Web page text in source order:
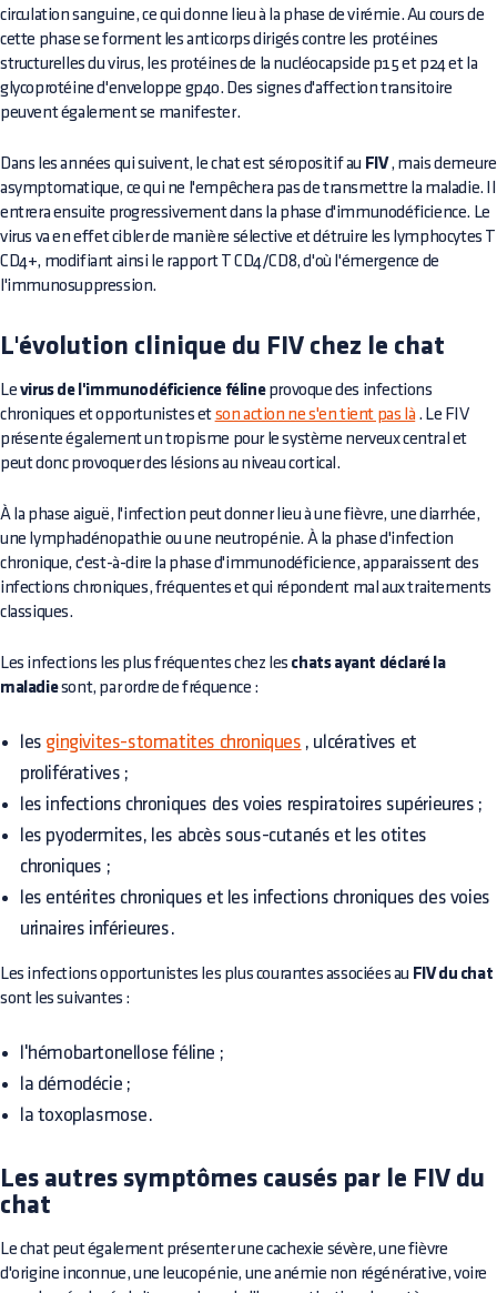
circulation sanguine, ce qui donne lieu à la phase de virémie. Au cours de
cette phase se forment les anticorps dirigés contre les protéines
structurelles du virus, les protéines de la nucléocapside p15 et p24 et la
glycoprotéine d'enveloppe gp40. Des signes d'affection transitoire
peuvent également se manifester.
Dans les années qui suivent, le chat est séropositif au FIV, mais demeure
asymptomatique, ce qui ne l'empêchera pas de transmettre la maladie. Il
entrera ensuite progressivement dans la phase d'immunodéficience. Le
virus va en effet cibler de manière sélective et détruire les lymphocytes T
CD4+, modifiant ainsi le rapport T CD4/CD8, d'où l'émergence de
l'immunosuppression.
L'évolution clinique du FIV chez le chat
Le virus de l'immunodéficience félineprovoque des infections
chroniques et opportunistes et son action ne s'en tient pas là . Le FIV
présente également un tropisme pour le système nerveux central et
peut donc provoquer des lésions au niveau cortical.
À la phase aiguë, l'infection peut donner lieu à une fièvre, une diarrhée,
une lymphadénopathie ou une neutropénie. À la phase d'infection
chronique, c'est-à-dire la phase d'immunodéficience, apparaissent des
infections chroniques, fréquentes et qui répondent mal aux traitements
classiques.
Les infections les plus fréquentes chez les chats ayant déclaré la
maladiesont, par ordre de fréquence :
les gingivites-stomatites chroniques , ulcératives et
prolifératives ;
les infections chroniques des voies respiratoires supérieures ;
les pyodermites, les abcès sous-cutanés et les otites
chroniques ;
les entérites chroniques et les infections chroniques des voies
urinaires inférieures.
Les infections opportunistes les plus courantes associées au FIV du chat
sont les suivantes :
l'hémobartonellose féline ;
la démodécie ;
la toxoplasmose.
Les autres symptômes causés par le FIV du
chat
Le chat peut également présenter une cachexie sévère, une fièvre
d'origine inconnue, une leucopénie, une anémie non régénérative, voire